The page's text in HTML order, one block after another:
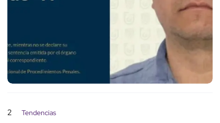
2 Tendencias